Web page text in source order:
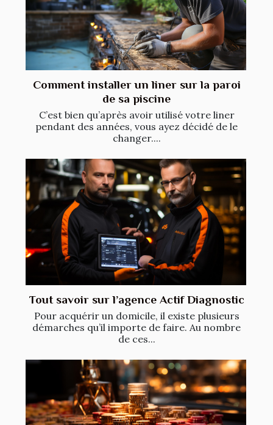
Comment installer un liner sur la paroi
de sa piscine
C’est bien qu’après avoir utilisé votre liner
pendant des années, vous ayez décidé de le
changer....
Tout savoir sur l’agence Actif Diagnostic
Pour acquérir un domicile, il existe plusieurs
démarches qu’il importe de faire. Au nombre
de ces...